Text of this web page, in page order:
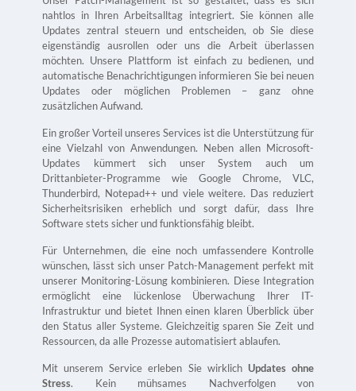
nahtlos in Ihren Arbeitsalltag integriert. Sie können alle
Updates zentral steuern und entscheiden, ob Sie diese
eigenständig ausrollen oder uns die Arbeit überlassen
möchten. Unsere Plattform ist einfach zu bedienen, und
automatische Benachrichtigungen informieren Sie bei neuen
Updates oder möglichen Problemen – ganz ohne
zusätzlichen Aufwand.
Ein großer Vorteil unseres Services ist die Unterstützung für
eine Vielzahl von Anwendungen. Neben allen Microsoft-
Updates kümmert sich unser System auch um
Drittanbieter-Programme wie Google Chrome, VLC,
Thunderbird, Notepad++ und viele weitere. Das reduziert
Sicherheitsrisiken erheblich und sorgt dafür, dass Ihre
Software stets sicher und funktionsfähig bleibt.
Für Unternehmen, die eine noch umfassendere Kontrolle
wünschen, lässt sich unser Patch-Management perfekt mit
unserer Monitoring-Lösung kombinieren. Diese Integration
ermöglicht eine lückenlose Überwachung Ihrer IT-
Infrastruktur und bietet Ihnen einen klaren Überblick über
den Status aller Systeme. Gleichzeitig sparen Sie Zeit und
Ressourcen, da alle Prozesse automatisiert ablaufen.
Mit unserem Service erleben Sie wirklich Updates ohne
Stress. Kein mühsames Nachverfolgen von